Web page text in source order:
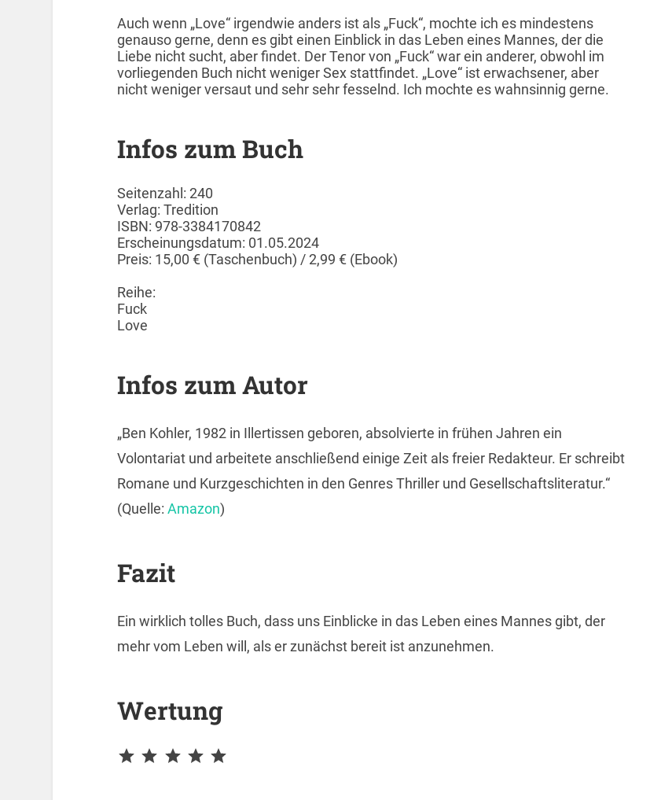
Auch wenn „Love“ irgendwie anders ist als „Fuck“, mochte ich es mindestens
genauso gerne, denn es gibt einen Einblick in das Leben eines Mannes, der die
Liebe nicht sucht, aber findet. Der Tenor von „Fuck“ war ein anderer, obwohl im
vorliegenden Buch nicht weniger Sex stattfindet. „Love“ ist erwachsener, aber
nicht weniger versaut und sehr sehr fesselnd. Ich mochte es wahnsinnig gerne.
Infos zum Buch
Seitenzahl: 240
Verlag: Tredition
ISBN: 978-3384170842
Erscheinungsdatum: 01.05.2024
Preis: 15,00 € (Taschenbuch) / 2,99 € (Ebook)
Reihe:
Fuck
Love
Infos zum Autor
„Ben Kohler, 1982 in Illertissen geboren, absolvierte in frühen Jahren ein
Volontariat und arbeitete anschließend einige Zeit als freier Redakteur. Er schreibt
Romane und Kurzgeschichten in den Genres Thriller und Gesellschaftsliteratur.“
(Quelle: Amazon)
Fazit
Ein wirklich tolles Buch, dass uns Einblicke in das Leben eines Mannes gibt, der
mehr vom Leben will, als er zunächst bereit ist anzunehmen.
Wertung